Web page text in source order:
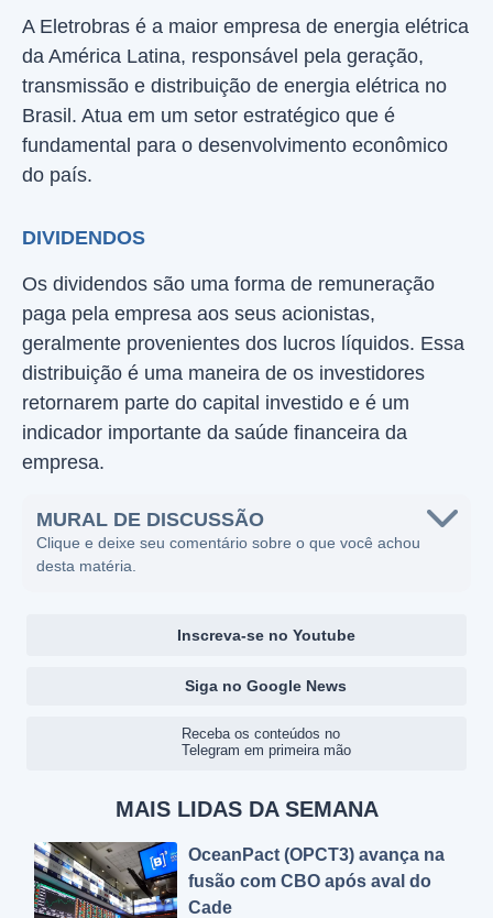
A Eletrobras é a maior empresa de energia elétrica
da América Latina, responsável pela geração,
transmissão e distribuição de energia elétrica no
Brasil. Atua em um setor estratégico que é
fundamental para o desenvolvimento econômico
do país.
DIVIDENDOS
Os dividendos são uma forma de remuneração
paga pela empresa aos seus acionistas,
geralmente provenientes dos lucros líquidos. Essa
distribuição é uma maneira de os investidores
retornarem parte do capital investido e é um
indicador importante da saúde financeira da
empresa.
MURAL DE DISCUSSÃO
Clique e deixe seu comentário sobre o que você achou
desta matéria.
Inscreva-se no Youtube
Siga no Google News
Receba os conteúdos no
Telegram em primeira mão
MAIS LIDAS DA SEMANA
OceanPact (OPCT3) avança na
fusão com CBO após aval do
Cade